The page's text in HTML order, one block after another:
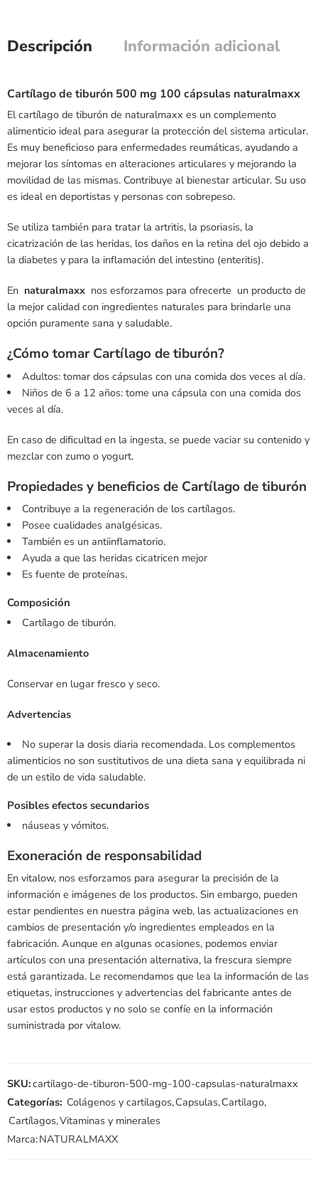
Descripción Información adicional
Cartílago de tiburón 500 mg 100 cápsulas naturalmaxx
El cartílago de tiburón de naturalmaxx es un complemento
alimenticio ideal para asegurar la protección del sistema articular.
Es muy beneficioso para enfermedades reumáticas, ayudando a
mejorar los síntomas en alteraciones articulares y mejorando la
movilidad de las mismas. Contribuye al bienestar articular. Su uso
es ideal en deportistas y personas con sobrepeso.
Se utiliza también para tratar la artritis, la psoriasis, la
cicatrización de las heridas, los daños en la retina del ojo debido a
la diabetes y para la inflamación del intestino (enteritis).
En naturalmaxx nos esforzamos para ofrecerte un producto de
la mejor calidad con ingredientes naturales para brindarle una
opción puramente sana y saludable.
¿Cómo tomar Cartílago de tiburón?
Adultos: tomar dos cápsulas con una comida dos veces al día.
Niños de 6 a 12 años: tome una cápsula con una comida dos
veces al día.
En caso de dificultad en la ingesta, se puede vaciar su contenido y
mezclar con zumo o yogurt.
Propiedades y beneficios de Cartílago de tiburón
Contribuye a la regeneración de los cartílagos.
Posee cualidades analgésicas.
También es un antiinflamatorio.
Ayuda a que las heridas cicatricen mejor
Es fuente de proteínas.
Composición
Cartílago de tiburón.
Almacenamiento
Conservar en lugar fresco y seco.
Advertencias
No superar la dosis diaria recomendada. Los complementos
alimenticios no son sustitutivos de una dieta sana y equilibrada ni
de un estilo de vida saludable.
Posibles efectos secundarios
náuseas y vómitos.
Exoneración de responsabilidad
En vitalow, nos esforzamos para asegurar la precisión de la
información e imágenes de los productos. Sin embargo, pueden
estar pendientes en nuestra página web, las actualizaciones en
cambios de presentación y/o ingredientes empleados en la
fabricación. Aunque en algunas ocasiones, podemos enviar
artículos con una presentación alternativa, la frescura siempre
está garantizada. Le recomendamos que lea la información de las
etiquetas, instrucciones y advertencias del fabricante antes de
usar estos productos y no solo se confíe en la información
suministrada por vitalow.
SKU:cartilago-de-tiburon-500-mg-100-capsulas-naturalmaxx
Categorías: Colágenos y cartilagos,Capsulas,Cartilago,
Cartílagos,Vitaminas y minerales
Marca:NATURALMAXX